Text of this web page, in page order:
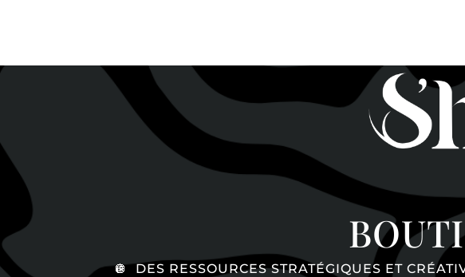
🪩 DES RESSOURCES STRATÉGIQUES ET